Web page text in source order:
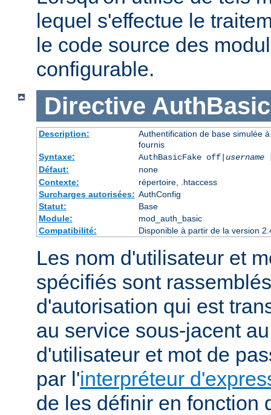
lequel s'effectue le
le code source des
configurable.
Directive
Description:
Authentification de base simulée
fournis
Syntaxe:
AuthBasicFake off| username
Défaut:
none
Contexte:
répertoire, .htaccess
Surcharges autorisées: AuthConfig
Statut:
Base
Module:
mod_auth_basic
Compatibilité:
Disponible à partir de la version
Les nom d'utilisateur et
spécifiés sont
d'autorisation qui est
au service sous-jacent
d'utilisateur et mot de
par l'interpréteur
de les définir en fonction